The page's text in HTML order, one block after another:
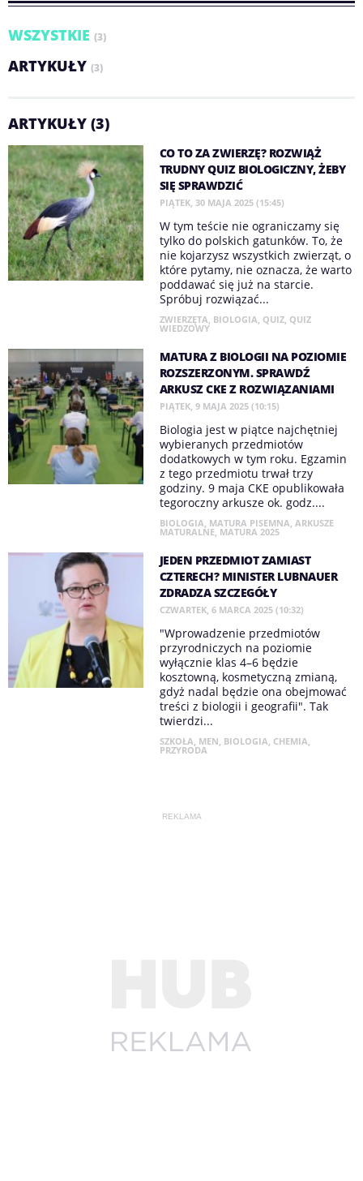
WSZYSTKIE (3)
ARTYKUŁY (3)
ARTYKUŁY (3)
CO TO ZA ZWIERZĘ? ROZWIĄŻ
TRUDNY QUIZ BIOLOGICZNY, ŻEBY
SIĘ SPRAWDZIĆ
PIĄTEK, 30 MAJA 2025 (15:45)
W tym teście nie ograniczamy się
tylko do polskich gatunków. To, że
nie kojarzysz wszystkich zwierząt, o
które pytamy, nie oznacza, że warto
poddawać się już na starcie.
Spróbuj rozwiązać...
ZWIERZĘTA, BIOLOGIA, QUIZ, QUIZ
WIEDZOWY
MATURA Z BIOLOGII NA POZIOMIE
ROZSZERZONYM. SPRAWDŹ
ARKUSZ CKE Z ROZWIĄZANIAMI
PIĄTEK, 9 MAJA 2025 (10:15)
Biologia jest w piątce najchętniej
wybieranych przedmiotów
dodatkowych w tym roku. Egzamin
z tego przedmiotu trwał trzy
godziny. 9 maja CKE opublikowała
tegoroczny arkusze ok. godz....
BIOLOGIA, MATURA PISEMNA, ARKUSZE
MATURALNE, MATURA 2025
JEDEN PRZEDMIOT ZAMIAST
CZTERECH? MINISTER LUBNAUER
ZDRADZA SZCZEGÓŁY
CZWARTEK, 6 MARCA 2025 (10:32)
"Wprowadzenie przedmiotów
przyrodniczych na poziomie
wyłącznie klas 4–6 będzie
kosztowną, kosmetyczną zmianą,
gdyż nadal będzie ona obejmować
treści z biologii i geografii". Tak
twierdzi...
SZKOŁA, MEN, BIOLOGIA, CHEMIA,
PRZYRODA
REKLAMA